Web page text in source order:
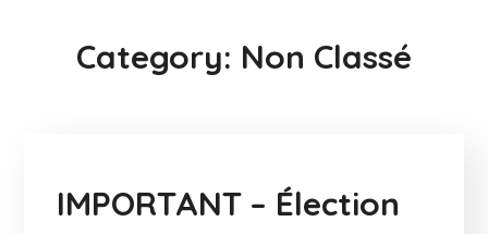
Category: Non Classé
IMPORTANT – Élection